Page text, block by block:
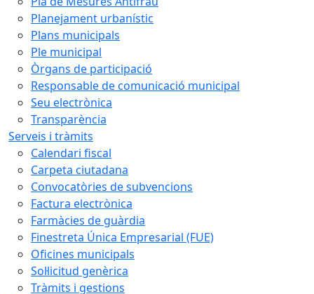
Planejament urbanístic
Plans municipals
Ple municipal
Òrgans de participació
Responsable de comunicació municipal
Seu electrònica
Transparència
Serveis i tràmits
Calendari fiscal
Carpeta ciutadana
Convocatòries de subvencions
Factura electrònica
Farmàcies de guàrdia
Finestreta Única Empresarial (FUE)
Oficines municipals
Sol·licitud genèrica
Tràmits i gestions